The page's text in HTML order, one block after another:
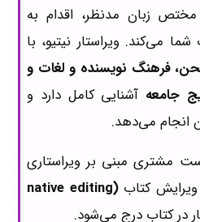
زبان مدنظر، اقدام به
می‌کند. ویراستار نیتیو، با
فرهنگ نویسنده و لغات و
جامعه آشنایی کامل دارد و
انجام می‌دهد.
مشتری مبنی بر ویراستاری
ویرایش کتاب‌ (native editing
در کتاب درج می‌شود.